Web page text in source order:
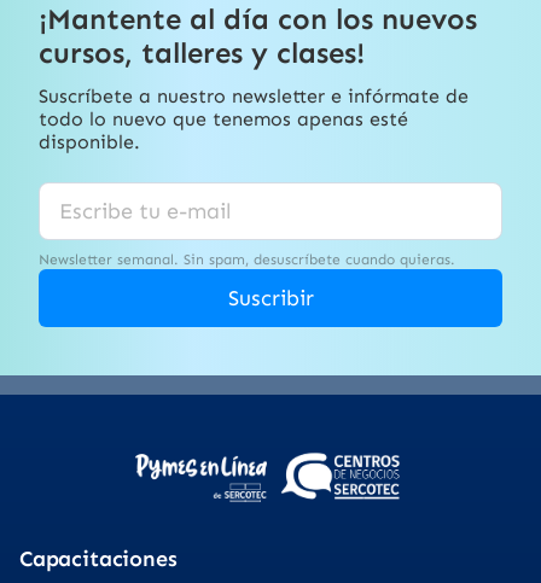
¡Mantente al día con los nuevos
cursos, talleres y clases!
Suscríbete a nuestro newsletter e infórmate de
todo lo nuevo que tenemos apenas esté
disponible.
Newsletter semanal. Sin spam, desuscríbete cuando quieras.
Suscribir
Capacitaciones